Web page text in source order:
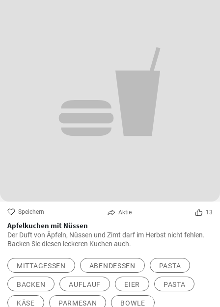
Speichern Aktie 13
Apfelkuchen mit Nüssen
Der Duft von Äpfeln, Nüssen und Zimt darf im Herbst nicht fehlen.
Backen Sie diesen leckeren Kuchen auch.
MITTAGESSEN ABENDESSEN PASTA
BACKEN AUFLAUF EIER PASTA
KÄSE PARMESAN BOWLE